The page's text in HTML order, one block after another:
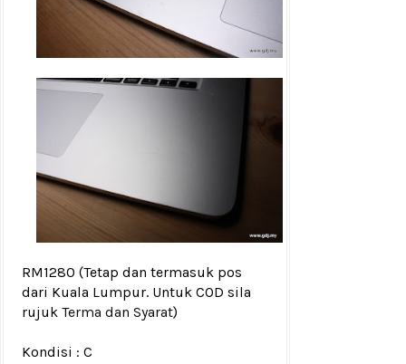
RM1280 (Tetap dan termasuk pos
dari Kuala Lumpur. Untuk COD sila
rujuk Terma dan Syarat)
Kondisi : C